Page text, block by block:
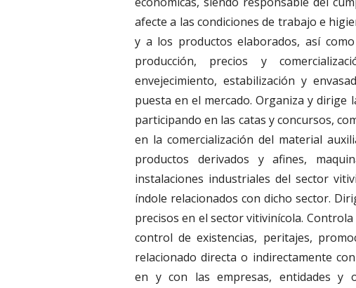
afecte a las condiciones de trabajo e
y a los productos elaborados, así
producción, precios y
envejecimiento, estabilización y
puesta en el mercado. Organiza y
participando en las catas y concursos,
en la comercialización del material
productos derivados y afines,
instalaciones industriales del sector
índole relacionados con dicho sector.
precisos en el sector vitivinícola.
control de existencias, peritajes,
relacionado directa o indirectamente
en y con las empresas, entidades y